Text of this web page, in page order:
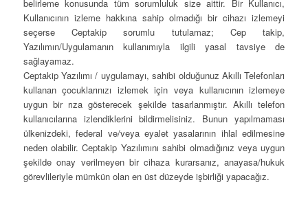
belirleme konusunda tüm sorumluluk size aittir. Bir Kullanıcı,
Kullanıcının izleme hakkına sahip olmadığı bir cihazı izlemeyi
seçerse Ceptakip sorumlu tutulamaz; Cep takip,
Yazılımın/Uygulamanın kullanımıyla ilgili yasal tavsiye de
sağlayamaz.
Ceptakip Yazılımı / uygulamayı, sahibi olduğunuz Akıllı Telefonları
kullanan çocuklarınızı izlemek için veya kullanıcının izlemeye
uygun bir rıza gösterecek şekilde tasarlanmıştır. Akıllı telefon
kullanıcılarına izlendiklerini bildirmelisiniz. Bunun yapılmaması
ülkenizdeki, federal ve/veya eyalet yasalarının ihlal edilmesine
neden olabilir. Ceptakip Yazılımını sahibi olmadığınız veya uygun
şekilde onay verilmeyen bir cihaza kurarsanız, anayasa/hukuk
görevlileriyle mümkün olan en üst düzeyde işbirliği yapacağız.